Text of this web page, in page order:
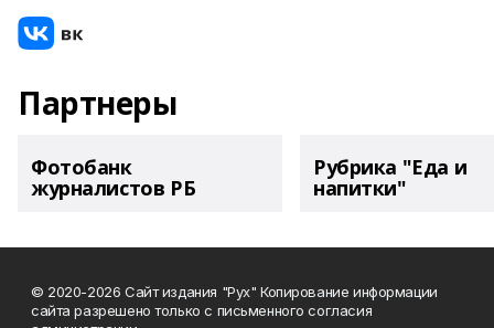
Партнеры
Фотобанк
журналистов РБ
Рубрика "Еда и
напитки"
© 2020-2026 Сайт издания "Рух" Копирование информации
сайта разрешено только с письменного согласия